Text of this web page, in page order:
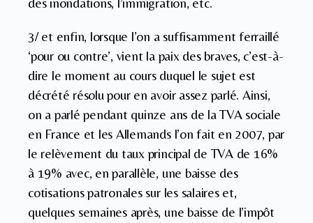
3/ et enfin, lorsque l’on a suffisamment ferraillé
‘pour ou contre’, vient la paix des braves, c’est-à-
dire le moment au cours duquel le sujet est
décrété résolu pour en avoir assez parlé. Ainsi,
on a parlé pendant quinze ans de la TVA sociale
en France et les Allemands l’on fait en 2007, par
le relèvement du taux principal de TVA de 16%
à 19% avec, en parallèle, une baisse des
cotisations patronales sur les salaires et,
quelques semaines après, une baisse de l’impôt